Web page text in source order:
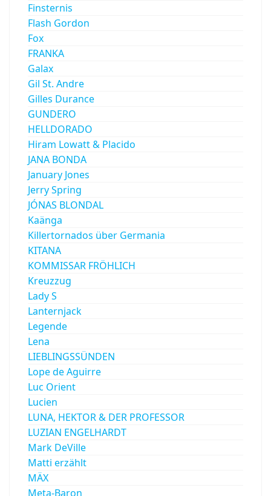
Finsternis
Flash Gordon
Fox
FRANKA
Galax
Gil St. Andre
Gilles Durance
GUNDERO
HELLDORADO
Hiram Lowatt & Placido
JANA BONDA
January Jones
Jerry Spring
JÓNAS BLONDAL
Kaänga
Killertornados über Germania
KITANA
KOMMISSAR FRÖHLICH
Kreuzzug
Lady S
Lanternjack
Legende
Lena
LIEBLINGSSÜNDEN
Lope de Aguirre
Luc Orient
Lucien
LUNA, HEKTOR & DER PROFESSOR
LUZIAN ENGELHARDT
Mark DeVille
Matti erzählt
MÄX
Meta-Baron